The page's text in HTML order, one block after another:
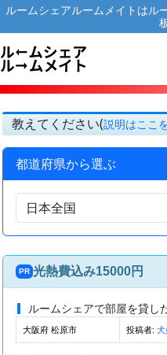
ルームシェアルームメイトはル
教えてください(説明はここ
都道府県から選ぶ
PR 光熱費込み15000円
ルームシェアで部屋を貸し
大阪府 松原市 投稿者: 犬